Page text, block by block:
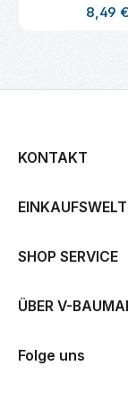
8,49 €
KONTAKT
SHOP SERVICE
ÜBER V-
Folge uns